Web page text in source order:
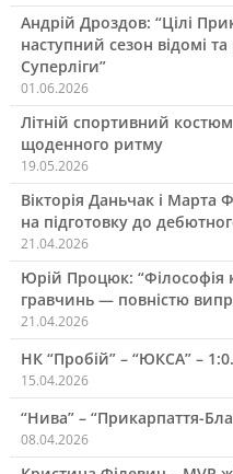
Андрій Дроздов: “Цілі
наступний сезон відомі
Суперліги”
01.06.2026
Літній спортивний
щоденного ритму
19.05.2026
Вікторія Даньчак і Марта
на підготовку до
21.04.2026
Юрій Процюк:
гравчинь — повністю
21.04.2026
НК “Пробій” – “ЮКСА” –
15.04.2026
“Нива” – “Прикарпаття-
08.04.2026